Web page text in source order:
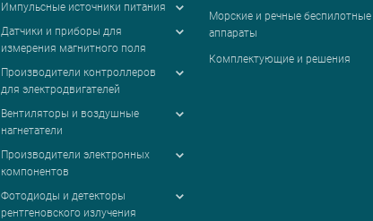
Импульсные источники питания
Датчики и приборы для
измерения магнитного поля
Производители контроллеров
для электродвигателей
Вентиляторы и воздушные
нагнетатели
Производители электронных
компонентов
Фотодиоды и детекторы
рентгеновского излучения
Морские и речные беспилотные
аппараты
Комплектующие и решения